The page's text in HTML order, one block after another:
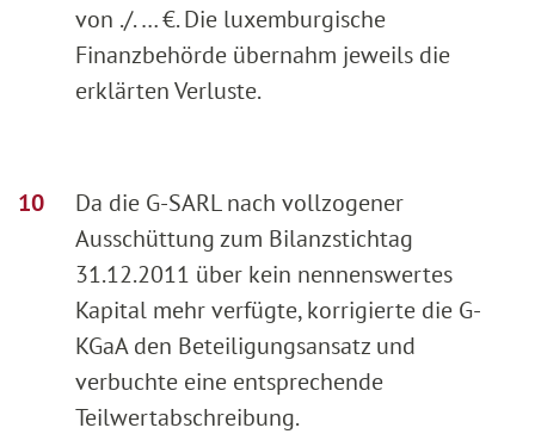
von ./. … €. Die luxemburgische
Finanzbehörde übernahm jeweils die
erklärten Verluste.
Da die G-SARL nach vollzogener
Ausschüttung zum Bilanzstichtag
31.12.2011 über kein nennenswertes
Kapital mehr verfügte, korrigierte die G-
KGaA den Beteiligungsansatz und
verbuchte eine entsprechende
Teilwertabschreibung.